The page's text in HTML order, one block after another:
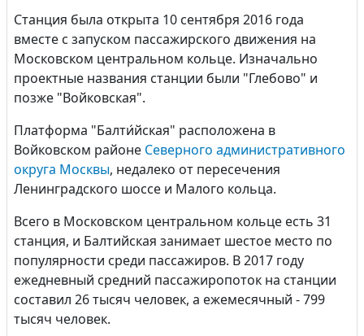
Станция была открыта 10 сентября 2016 года
вместе с запуском пассажирского движения на
Московском центральном кольце. Изначально
проектные названия станции были "Глебово" и
позже "Войковская".
Платформа "Балти́йская" расположена в
Войковском районе Северного административного
округа Москвы, недалеко от пересечения
Ленинградского шоссе и Малого кольца.
Всего в Московском центральном кольце есть 31
станция, и Балтийская занимает шестое место по
популярности среди пассажиров. В 2017 году
ежедневный средний пассажиропоток на станции
составил 26 тысяч человек, а ежемесячный - 799
тысяч человек.